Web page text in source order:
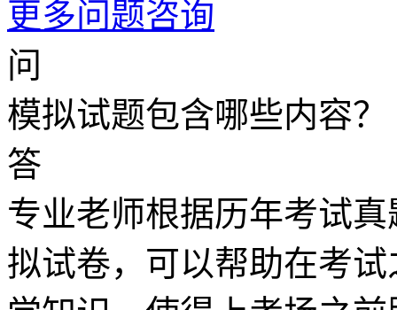
更多问题咨询
问
模拟试题包含哪些内容？
答
专业老师根据历年考试
拟试卷，可以帮助在考